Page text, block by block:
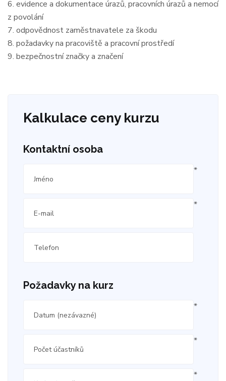
6. evidence a dokumentace úrazů, pracovních úrazů a nemocí
z povolání
7. odpovědnost zaměstnavatele za škodu
8. požadavky na pracoviště a pracovní prostředí
9. bezpečnostní značky a značení
Kalkulace ceny kurzu
Kontaktní osoba
*
*
Požadavky na kurz
*
*
*